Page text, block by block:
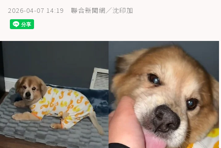
2026-04-07 14:19 聯合新聞網／沈印加